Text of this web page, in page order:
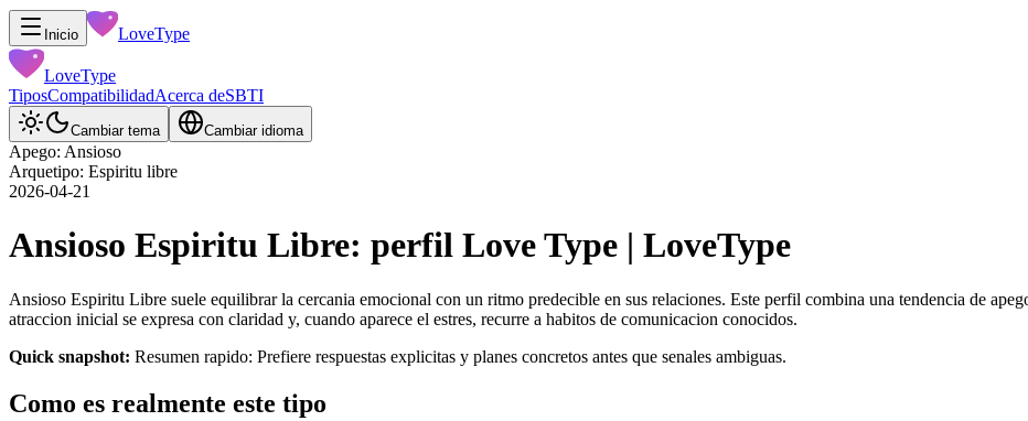
Inicio LoveType
LoveType
TiposCompatibilidadAcerca deSBTI
Cambiar tema Cambiar idioma
Apego: Ansioso
Arquetipo: Espiritu libre
2026-04-21
Ansioso Espiritu Libre: perfil Love Type | LoveType
Ansioso Espiritu Libre suele equilibrar la cercania emocional con un ritmo predecible en sus relaciones. Este perfil combina una tendencia de
atraccion inicial se expresa con claridad y, cuando aparece el estres, recurre a habitos de comunicacion conocidos.
Quick snapshot: Resumen rapido: Prefiere respuestas explicitas y planes concretos antes que senales ambiguas.
Como es realmente este tipo